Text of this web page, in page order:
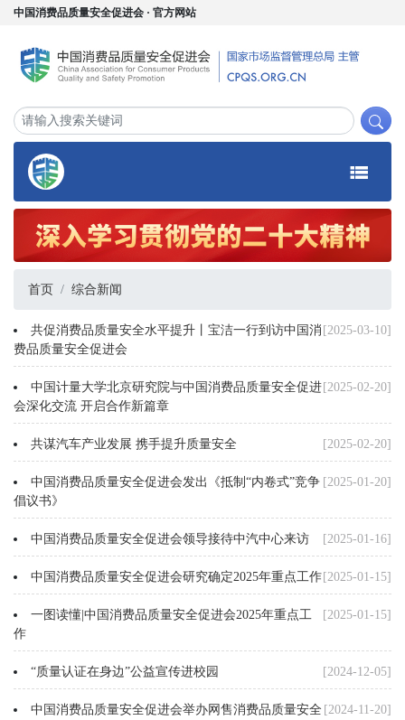
中国消费品质量安全促进会 · 官方网站
首页 综合新闻
[2025-03-10]
共促消费品质量安全水平提升丨宝洁一行到访中国消
费品质量安全促进会
[2025-02-20]
中国计量大学北京研究院与中国消费品质量安全促进
会深化交流 开启合作新篇章
[2025-02-20]
共谋汽车产业发展 携手提升质量安全
[2025-01-20]
中国消费品质量安全促进会发出《抵制“内卷式”竞争
倡议书》
[2025-01-16]
中国消费品质量安全促进会领导接待中汽中心来访
[2025-01-15]
中国消费品质量安全促进会研究确定2025年重点工作
[2025-01-15]
一图读懂|中国消费品质量安全促进会2025年重点工
作
[2024-12-05]
“质量认证在身边”公益宣传进校园
[2024-11-20]
中国消费品质量安全促进会举办网售消费品质量安全